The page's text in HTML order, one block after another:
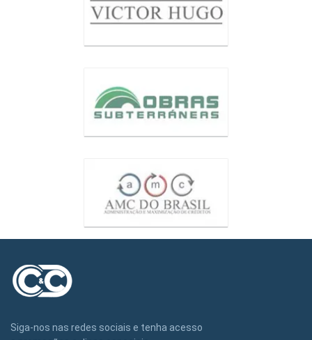
Siga-nos nas redes sociais e tenha acesso